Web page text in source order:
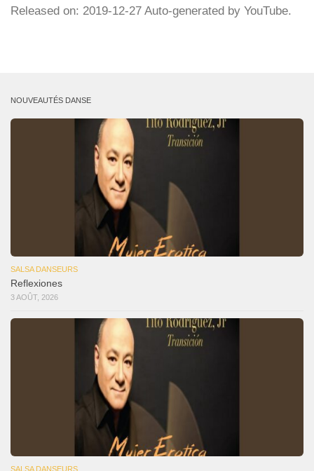
Released on: 2019-12-27 Auto-generated by YouTube.
NOUVEAUTÉS DANSE
SALSA DANSEURS
Reflexiones
3 AOÛT, 2026
SALSA DANSEURS